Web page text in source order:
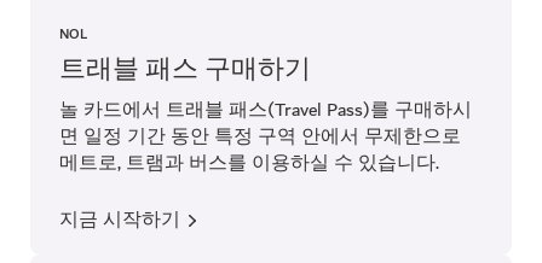
NOL
트래블 패스 구매하기
놀 카드에서 트래블 패스(Travel Pass)를 구매하시
면 일정 기간 동안 특정 구역 안에서 무제한으로
메트로, 트램과 버스를 이용하실 수 있습니다.
지금 시작하기